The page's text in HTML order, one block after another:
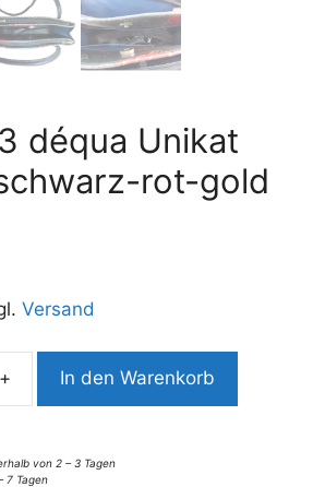
déqua Unikat
rot-gold
Versand
9290DT3
Tasche
+ In den Warenkorb
von 2 – 3 Tagen
7 Tagen